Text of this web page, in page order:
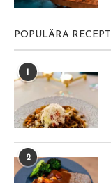
POPULÄRA RECEPT
2